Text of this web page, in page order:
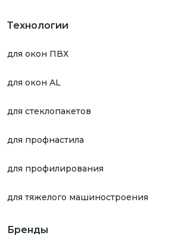
Технологии
для окон ПВХ
для окон AL
для стеклопакетов
для профнастила
для профилирования
для тяжелого машиностроения
Бренды